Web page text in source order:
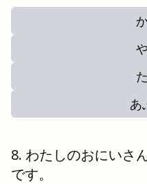
あ
わたしのおにいさ
です。